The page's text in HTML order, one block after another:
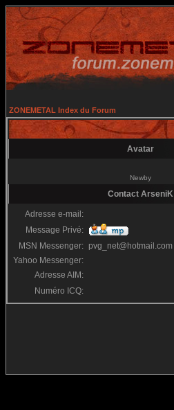
ZONEMETAL Index du Forum
Avatar
Newby
Contact ArseniK
Adresse e-mail:
Message Privé:
MSN Messenger: pvg_net@hotmail.com
Yahoo Messenger:
Adresse AIM:
Numéro ICQ: